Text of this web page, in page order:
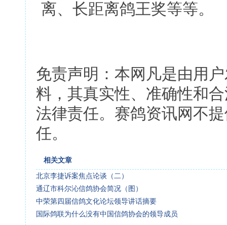
离、长距离鸽王奖等等。
免责声明：本网凡是由用
料，其真实性、准确性和
法律责任。赛鸽资讯网不
任。
相关文章
北京李捷诉案焦点论谈（二）
通辽市科尔沁信鸽协会简况（图）
中荣第四届信鸽文化论坛领导讲话摘要
国际鸽联为什么没有中国信鸽协会的领导成员